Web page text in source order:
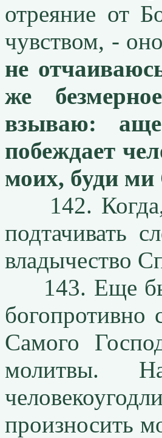
отреяние от
чувством, -
не
же
взываю:
побеждает
моих, буди ми
142. Когда,
подтачивать
владычество
143. Еще
Самого
молитвы.
произносить